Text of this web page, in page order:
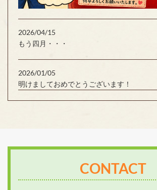
2026/04/15
もう四月・・・
2026/01/05
明けましておめでとうございます！
CONTACT